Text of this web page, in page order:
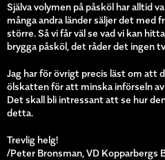
Själva volymen på påsköl har alltid
många andra länder säljer det med
större. Så vi får väl se vad vi kan
brygga påsköl, det råder det ingen
Jag har för övrigt precis läst om att
ölskatten för att minska införseln
Det skall bli intressant att se hur
detta.
Trevlig helg!
/Peter Bronsman, VD Kopparbergs